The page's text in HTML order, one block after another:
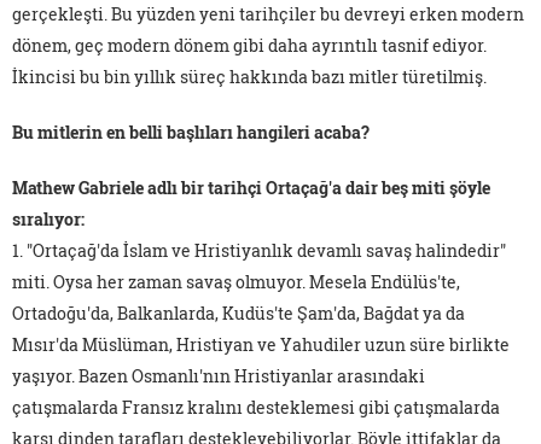
gerçekleşti. Bu yüzden yeni tarihçiler bu devreyi erken modern
dönem, geç modern dönem gibi daha ayrıntılı tasnif ediyor.
İkincisi bu bin yıllık süreç hakkında bazı mitler türetilmiş.
Bu mitlerin en belli başlıları hangileri acaba?
Mathew Gabriele adlı bir tarihçi Ortaçağ'a dair beş miti şöyle
sıralıyor:
1. "Ortaçağ'da İslam ve Hristiyanlık devamlı savaş halindedir"
miti. Oysa her zaman savaş olmuyor. Mesela Endülüs'te,
Ortadoğu'da, Balkanlarda, Kudüs'te Şam'da, Bağdat ya da
Mısır'da Müslüman, Hristiyan ve Yahudiler uzun süre birlikte
yaşıyor. Bazen Osmanlı'nın Hristiyanlar arasındaki
çatışmalarda Fransız kralını desteklemesi gibi çatışmalarda
karşı dinden tarafları destekleyebiliyorlar. Böyle ittifaklar da